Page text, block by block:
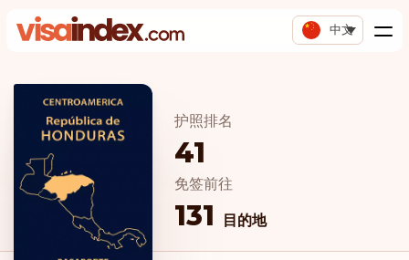
中文
护照排名
41
免签前往
131 目的地